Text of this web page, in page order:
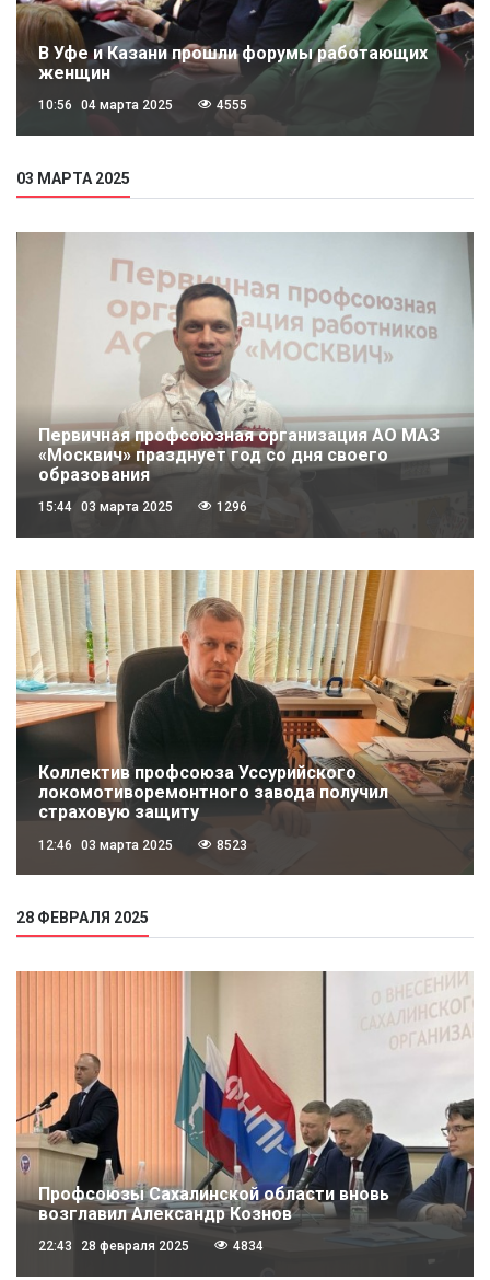
В Уфе и Казани прошли форумы работающих
женщин
10:56 04 марта 2025 4555
03 МАРТА 2025
Первичная профсоюзная организация АО МАЗ
«Москвич» празднует год со дня своего
образования
15:44 03 марта 2025 1296
Коллектив профсоюза Уссурийского
локомотиворемонтного завода получил
страховую защиту
12:46 03 марта 2025 8523
28 ФЕВРАЛЯ 2025
Профсоюзы Сахалинской области вновь
возглавил Александр Кознов
22:43 28 февраля 2025 4834